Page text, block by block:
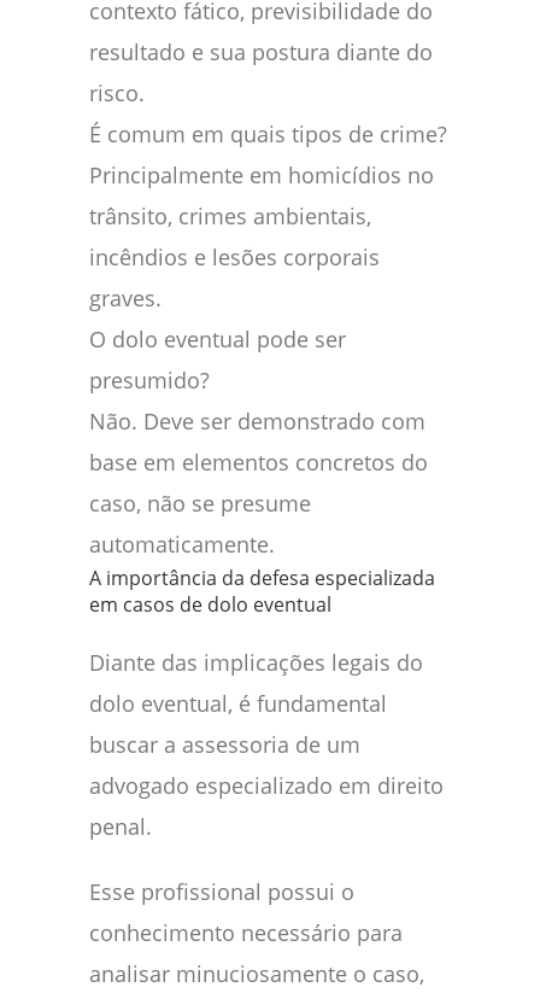
contexto fático, previsibilidade do
resultado e sua postura diante do
risco.
É comum em quais tipos de crime?
Principalmente em homicídios no
trânsito, crimes ambientais,
incêndios e lesões corporais
graves.
O dolo eventual pode ser
presumido?
Não. Deve ser demonstrado com
base em elementos concretos do
caso, não se presume
automaticamente.
A importância da defesa especializada
em casos de dolo eventual
Diante das implicações legais do
dolo eventual, é fundamental
buscar a assessoria de um
advogado especializado em direito
penal.
Esse profissional possui o
conhecimento necessário para
analisar minuciosamente o caso,